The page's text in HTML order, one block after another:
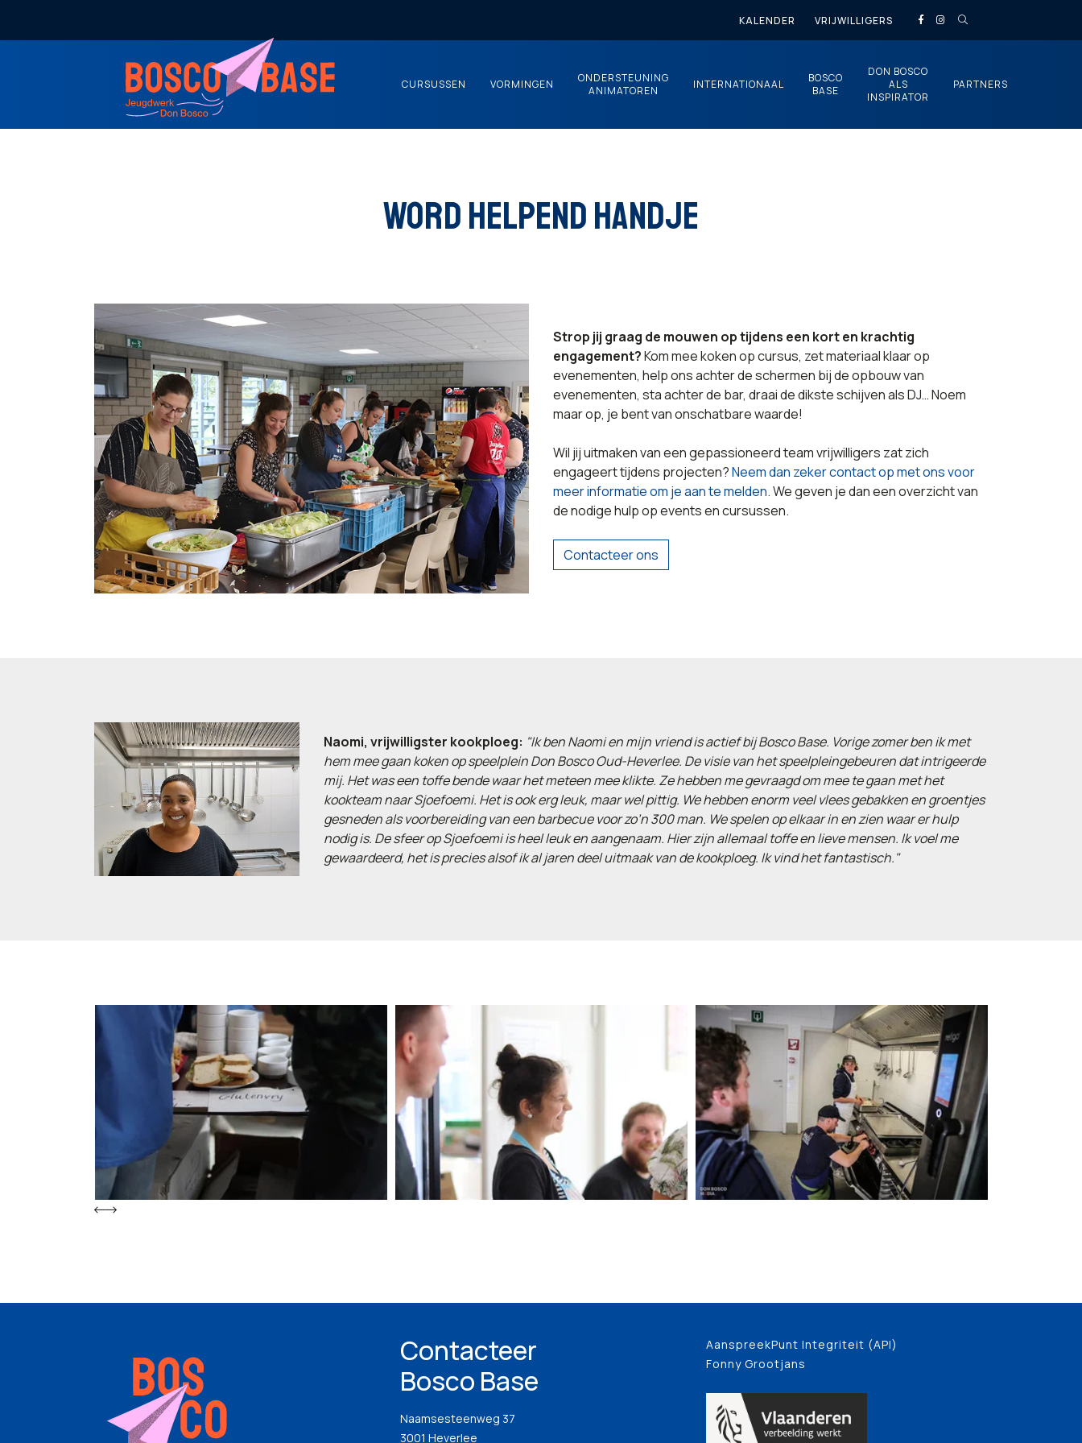
KALENDER VRIJWILLIGERS
CURSUSSEN VORMINGEN
ONDERSTEUNING
ANIMATOREN
INTERNATIONAAL
BOSCO
BASE
DON BOSCO
ALS
INSPIRATOR
PARTNERS
WORD HELPEND HANDJE
Strop jij graag de mouwen op tijdens een kort en krachtig
engagement?Kom mee koken op cursus, zet materiaal klaar op
evenementen, help ons achter de schermen bij de opbouw van
evenementen, sta achter de bar, draai de dikste schijven als DJ… Noem
maar op, je bent van onschatbare waarde!
Wil jij uitmaken van een gepassioneerd team vrijwilligers zat zich
engageert tijdens projecten?Neem dan zeker contact op met ons voor
meer informatie om je aan te melden.We geven je dan een overzicht van
de nodige hulp op events en cursussen.
Contacteer ons
Naomi, vrijwilligster kookploeg: "Ik ben Naomi en mijn vriend is actief bij Bosco Base. Vorige zomer ben ik met
hem mee gaan koken op speelplein Don Bosco Oud-Heverlee. De visie van het speelpleingebeuren dat intrigeerde
mij. Het was een toffe bende waar het meteen mee klikte. Ze hebben me gevraagd om mee te gaan met het
kookteam naar Sjoefoemi. Het is ook erg leuk, maar wel pittig. We hebben enorm veel vlees gebakken en groentjes
gesneden als voorbereiding van een barbecue voor zo’n 300 man. We spelen op elkaar in en zien waar er hulp
nodig is. De sfeer op Sjoefoemi is heel leuk en aangenaam. Hier zijn allemaal toffe en lieve mensen. Ik voel me
gewaardeerd, het is precies alsof ik al jaren deel uitmaak van de kookploeg. Ik vind het fantastisch."
Contacteer
Bosco Base
Naamsesteenweg 37
3001 Heverlee
AanspreekPunt Integriteit (API)
Fonny Grootjans